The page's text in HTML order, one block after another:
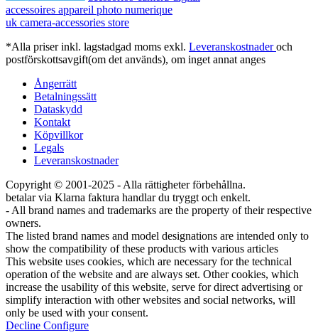
accessoires appareil photo numerique
uk camera-accessories store
*Alla priser inkl. lagstadgad moms exkl. Leveranskostnaderoch
postförskottsavgift(om det används), om inget annat anges
Ångerrätt
Betalningssätt
Dataskydd
Kontakt
Köpvillkor
Legals
Leveranskostnader
Copyright © 2001-2025 - Alla rättigheter förbehållna.
betalar via Klarna faktura handlar du tryggt och enkelt.
- All brand names and trademarks are the property of their respective
owners.
The listed brand names and model designations are intended only to
show the compatibility of these products with various articles
This website uses cookies, which are necessary for the technical
operation of the website and are always set. Other cookies, which
increase the usability of this website, serve for direct advertising or
simplify interaction with other websites and social networks, will
only be used with your consent.
Decline Configure